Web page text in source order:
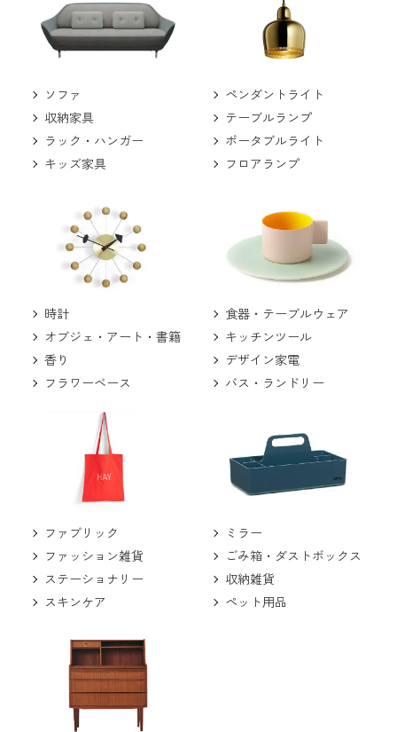
ソファ
収納家具
ラック・ハンガー
キッズ家具
ペンダントライト
テーブルランプ
ポータブルライト
フロアランプ
時計
オブジェ・アート・書籍
香り
フラワーベース
食器・テーブルウェア
キッチンツール
デザイン家電
バス・ランドリー
ファブリック
ファッション雑貨
ステーショナリー
スキンケア
ミラー
ごみ箱・ダストボックス
収納雑貨
ペット用品